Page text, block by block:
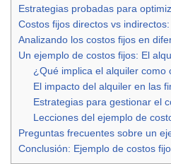
Estrategias probadas para
Costos fijos directos vs
Analizando los costos fijos en
Un ejemplo de costos fijos: El
¿Qué implica el alquiler como
El impacto del alquiler en las
Estrategias para gestionar el
Lecciones del ejemplo de
Preguntas frecuentes sobre un
Conclusión: Ejemplo de costos